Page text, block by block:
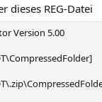
dieses REG-Datei
Version 5.00